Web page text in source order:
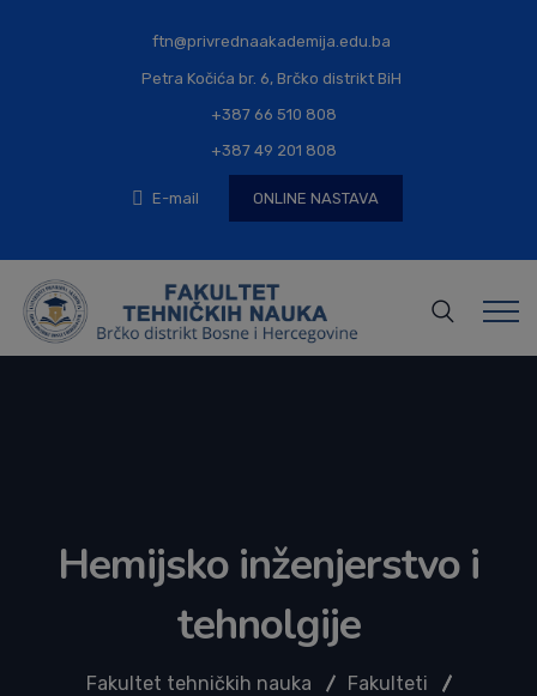
ftn@privrednaakademija.edu.ba
Petra Kočića br. 6, Brčko distrikt BiH
+387 66 510 808
+387 49 201 808
E-mail ONLINE NASTAVA
Hemijsko inženjerstvo i
tehnolgije
Fakultet tehničkih nauka
Fakulteti